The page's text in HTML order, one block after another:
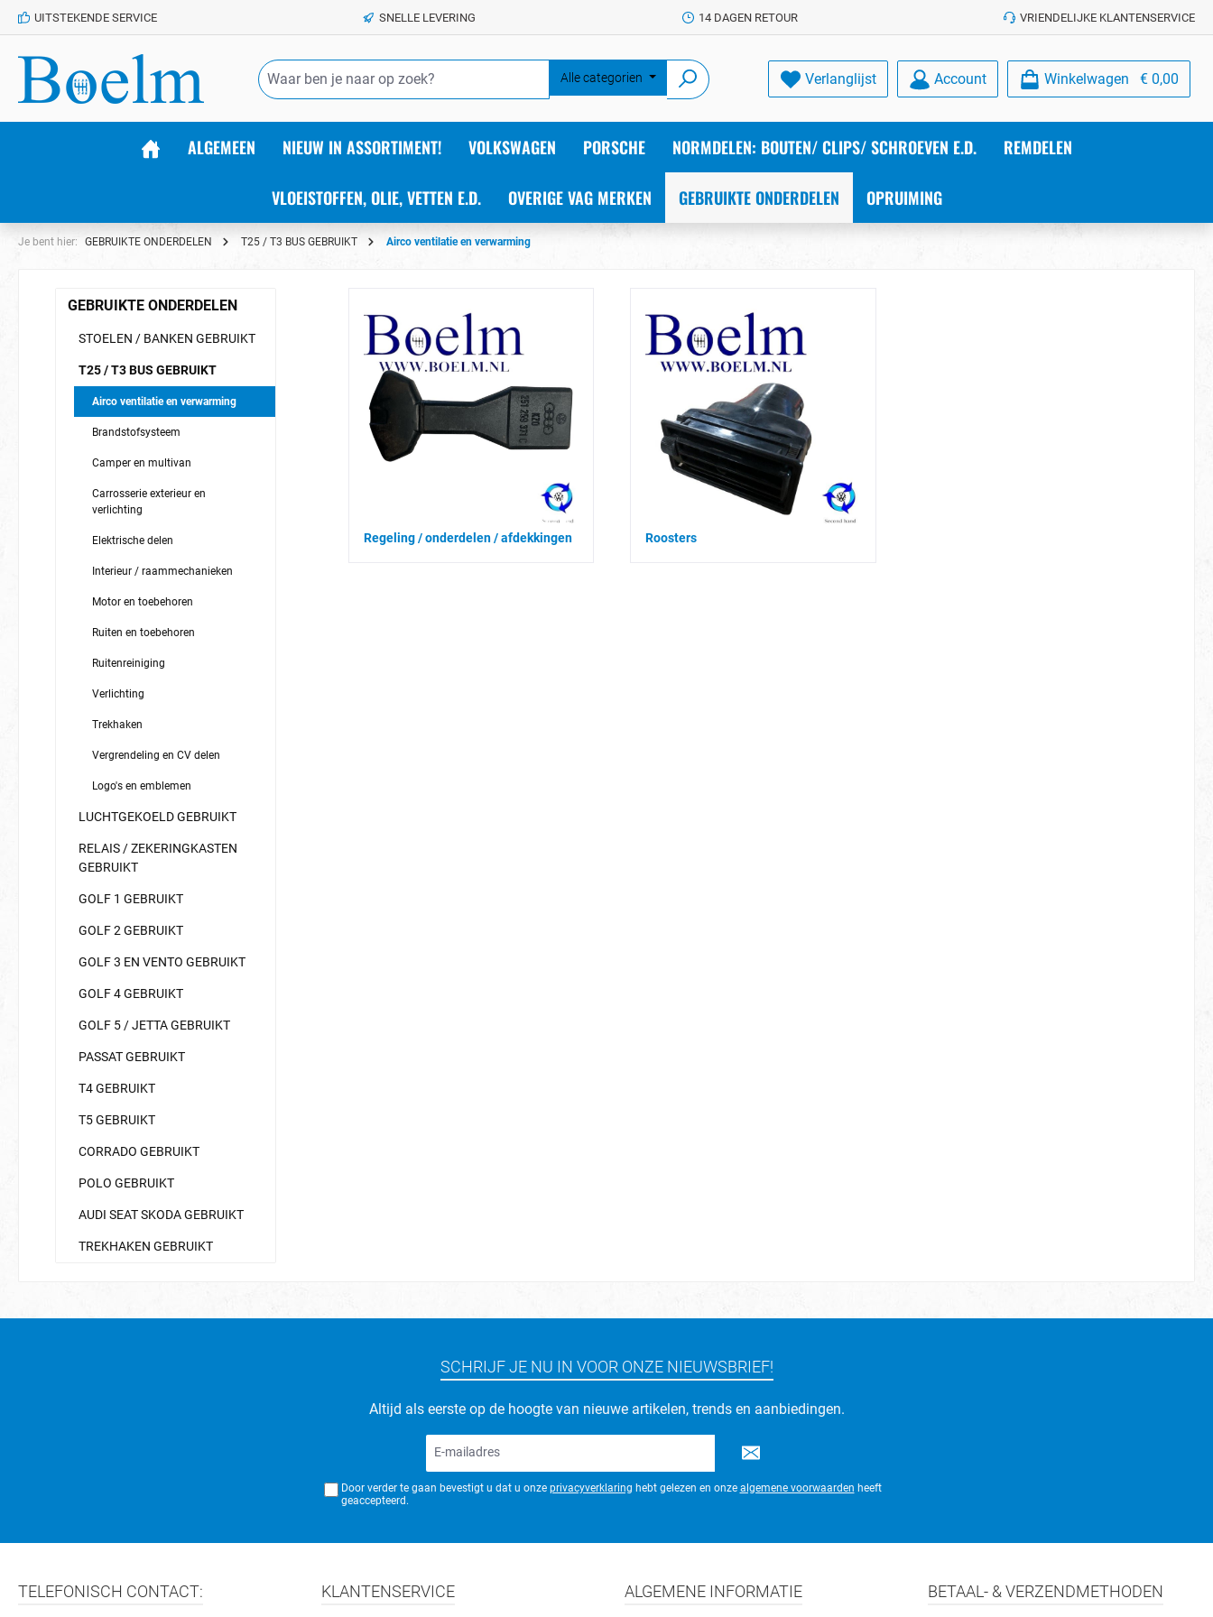
hoofdinhoud
UITSTEKENDE SERVICE SNELLE LEVERING 14 DAGEN RETOUR VRIENDELIJKE KLANTENSERVICE
Alle categorien Verlanglijst Account Winkelwagen € 0,00
ALGEMEEN NIEUW IN ASSORTIMENT! VOLKSWAGEN PORSCHE NORMDELEN: BOUTEN/ CLIPS/ SCHROEVEN E.D. REMDELEN
VLOEISTOFFEN, OLIE, VETTEN E.D. OVERIGE VAG MERKEN GEBRUIKTE ONDERDELEN OPRUIMING
Je bent hier: GEBRUIKTE ONDERDELEN T25 / T3 BUS GEBRUIKT Airco ventilatie en verwarming
GEBRUIKTE ONDERDELEN
STOELEN / BANKEN GEBRUIKT
T25 / T3 BUS GEBRUIKT
Airco ventilatie en verwarming
Brandstofsysteem
Camper en multivan
Carrosserie exterieur en
verlichting
Elektrische delen
Interieur / raammechanieken
Motor en toebehoren
Ruiten en toebehoren
Ruitenreiniging
Verlichting
Trekhaken
Vergrendeling en CV delen
Logo's en emblemen
LUCHTGEKOELD GEBRUIKT
RELAIS / ZEKERINGKASTEN
GEBRUIKT
GOLF 1 GEBRUIKT
GOLF 2 GEBRUIKT
GOLF 3 EN VENTO GEBRUIKT
GOLF 4 GEBRUIKT
GOLF 5 / JETTA GEBRUIKT
PASSAT GEBRUIKT
T4 GEBRUIKT
T5 GEBRUIKT
CORRADO GEBRUIKT
POLO GEBRUIKT
AUDI SEAT SKODA GEBRUIKT
TREKHAKEN GEBRUIKT
Regeling / onderdelen / afdekkingen Roosters
SCHRIJF JE NU IN VOOR ONZE NIEUWSBRIEF!
Altijd als eerste op de hoogte van nieuwe artikelen, trends en aanbiedingen.
Door verder te gaan bevestigt u dat u onze privacyverklaring hebt gelezen en onze algemene voorwaarden heeft
geaccepteerd.
TELEFONISCH CONTACT: KLANTENSERVICE ALGEMENE INFORMATIE BETAAL- & VERZENDMETHODEN